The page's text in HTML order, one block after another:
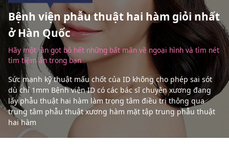
Bệnh viện phẫu thuật hai hàm giỏi nhất
ở Hàn Quốc
Hãy một lần gọt bỏ hết những bất mãn về ngoại hình và tìm nét
tìm tiềm ẩn trong bạn
Sức mạnh kỹ thuật mấu chốt của ID không cho phép sai sót
dù chỉ 1mm Bệnh viện ID có các bác sĩ chuyên xương đang
lấy phẫu thuật hai hàm làm trọng tâm điều trị thông qua
trung tâm phẫu thuật xương hàm mặt tập trung phẫu thuật
hai hàm